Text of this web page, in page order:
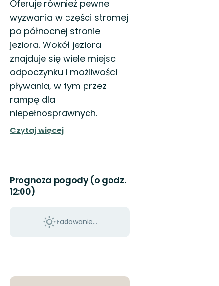
Oferuje również pewne
wyzwania w części stromej
po północnej stronie
jeziora. Wokół jeziora
znajduje się wiele miejsc
odpoczynku i możliwości
pływania, w tym przez
rampę dla
niepełnosprawnych.
Czytaj więcej
Prognoza pogody (o godz.
12:00)
Ładowanie...